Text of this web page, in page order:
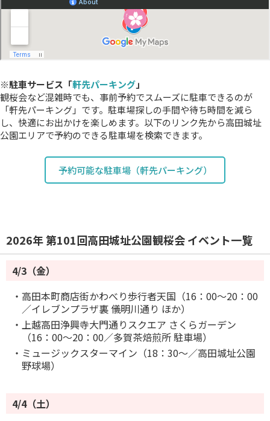
※駐車サービス「軒先パーキング」
観桜会など混雑時でも、事前予約でスムーズに駐車できるのが
「軒先パーキング」です。駐車場探しの手間や待ち時間を減ら
し、快適にお出かけを楽しめます。以下のリンク先から高田城址
公園エリアで予約のできる駐車場を検索できます。
予約可能な駐車場（軒先パーキング）
2026年 第101回高田城址公園観桜会 イベント一覧
4/3（金）
・高田本町商店街かわべり歩行者天国（16：00～20：00
／イレブンプラザ裏 儀明川通り ほか）
・上越高田浄興寺大門通りスクエア さくらガーデン
（16：00～20：00／多賀茶焙煎所 駐車場）
・ミュージックスターマイン（18：30～／高田城址公園
野球場）
4/4（土）